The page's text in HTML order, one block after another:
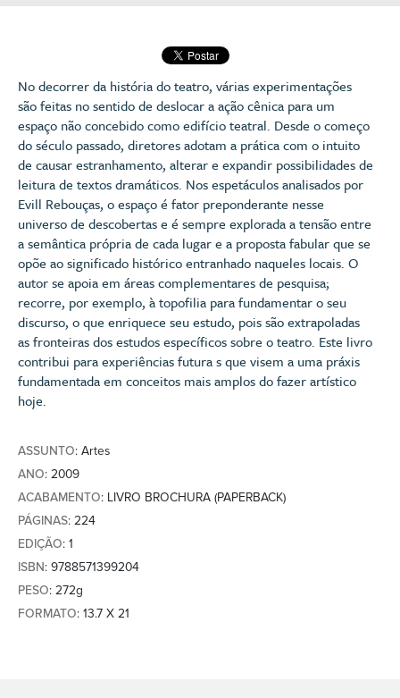
No decorrer da história do teatro, várias experimentações
são feitas no sentido de deslocar a ação cênica para um
espaço não concebido como edifício teatral. Desde o começo
do século passado, diretores adotam a prática com o intuito
de causar estranhamento, alterar e expandir possibilidades de
leitura de textos dramáticos. Nos espetáculos analisados por
Evill Rebouças, o espaço é fator preponderante nesse
universo de descobertas e é sempre explorada a tensão entre
a semântica própria de cada lugar e a proposta fabular que se
opõe ao significado histórico entranhado naqueles locais. O
autor se apoia em áreas complementares de pesquisa;
recorre, por exemplo, à topofilia para fundamentar o seu
discurso, o que enriquece seu estudo, pois são extrapoladas
as fronteiras dos estudos específicos sobre o teatro. Este livro
contribui para experiências futura s que visem a uma práxis
fundamentada em conceitos mais amplos do fazer artístico
hoje.
ASSUNTO: Artes
ANO: 2009
ACABAMENTO: LIVRO BROCHURA (PAPERBACK)
PÁGINAS: 224
EDIÇÃO: 1
ISBN: 9788571399204
PESO: 272g
FORMATO: 13.7 X 21